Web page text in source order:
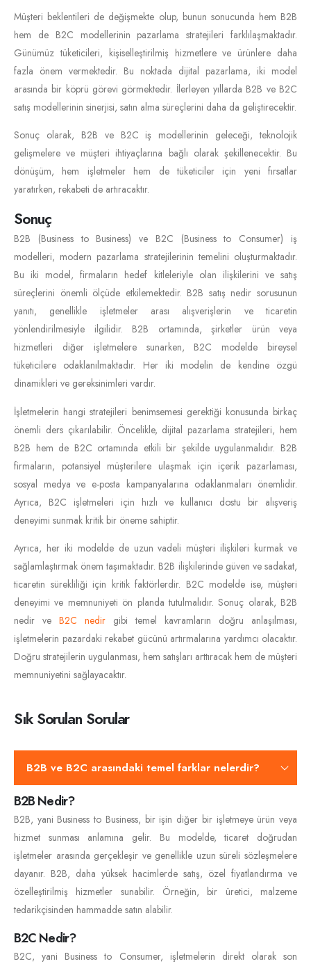
Müşteri beklentileri de değişmekte olup, bunun sonucunda hem B2B
hem de B2C modellerinin pazarlama stratejileri farklılaşmaktadır.
Günümüz tüketicileri, kişiselleştirilmiş hizmetlere ve ürünlere daha
fazla önem vermektedir. Bu noktada dijital pazarlama, iki model
arasında bir köprü görevi görmektedir. İlerleyen yıllarda B2B ve B2C
satış modellerinin sinerjisi, satın alma süreçlerini daha da geliştirecektir.
Sonuç olarak, B2B ve B2C iş modellerinin geleceği, teknolojik
gelişmelere ve müşteri ihtiyaçlarına bağlı olarak şekillenecektir. Bu
dönüşüm, hem işletmeler hem de tüketiciler için yeni fırsatlar
yaratırken, rekabeti de artıracaktır.
Sonuç
B2B (Business to Business) ve B2C (Business to Consumer) iş
modelleri, modern pazarlama stratejilerinin temelini oluşturmaktadır.
Bu iki model, firmaların hedef kitleleriyle olan ilişkilerini ve satış
süreçlerini önemli ölçüde etkilemektedir. B2B satış nedir sorusunun
yanıtı, genellikle işletmeler arası alışverişlerin ve ticaretin
yönlendirilmesiyle ilgilidir. B2B ortamında, şirketler ürün veya
hizmetleri diğer işletmelere sunarken, B2C modelde bireysel
tüketicilere odaklanılmaktadır. Her iki modelin de kendine özgü
dinamikleri ve gereksinimleri vardır.
İşletmelerin hangi stratejileri benimsemesi gerektiği konusunda birkaç
önemli ders çıkarılabilir. Öncelikle, dijital pazarlama stratejileri, hem
B2B hem de B2C ortamında etkili bir şekilde uygulanmalıdır. B2B
firmaların, potansiyel müşterilere ulaşmak için içerik pazarlaması,
sosyal medya ve e-posta kampanyalarına odaklanmaları önemlidir.
Ayrıca, B2C işletmeleri için hızlı ve kullanıcı dostu bir alışveriş
deneyimi sunmak kritik bir öneme sahiptir.
Ayrıca, her iki modelde de uzun vadeli müşteri ilişkileri kurmak ve
sağlamlaştırmak önem taşımaktadır. B2B ilişkilerinde güven ve sadakat,
ticaretin sürekliliği için kritik faktörlerdir. B2C modelde ise, müşteri
deneyimi ve memnuniyeti ön planda tutulmalıdır. Sonuç olarak, B2B
nedir ve B2C nedir gibi temel kavramların doğru anlaşılması,
işletmelerin pazardaki rekabet gücünü artırmalarına yardımcı olacaktır.
Doğru stratejilerin uygulanması, hem satışları arttıracak hem de müşteri
memnuniyetini sağlayacaktır.
Sık Sorulan Sorular
B2B ve B2C arasındaki temel farklar nelerdir?
B2B Nedir?
B2B, yani Business to Business, bir işin diğer bir işletmeye ürün veya
hizmet sunması anlamına gelir. Bu modelde, ticaret doğrudan
işletmeler arasında gerçekleşir ve genellikle uzun süreli sözleşmelere
dayanır. B2B, daha yüksek hacimlerde satış, özel fiyatlandırma ve
özelleştirilmiş hizmetler sunabilir. Örneğin, bir üretici, malzeme
tedarikçisinden hammadde satın alabilir.
B2C Nedir?
B2C, yani Business to Consumer, işletmelerin direkt olarak son